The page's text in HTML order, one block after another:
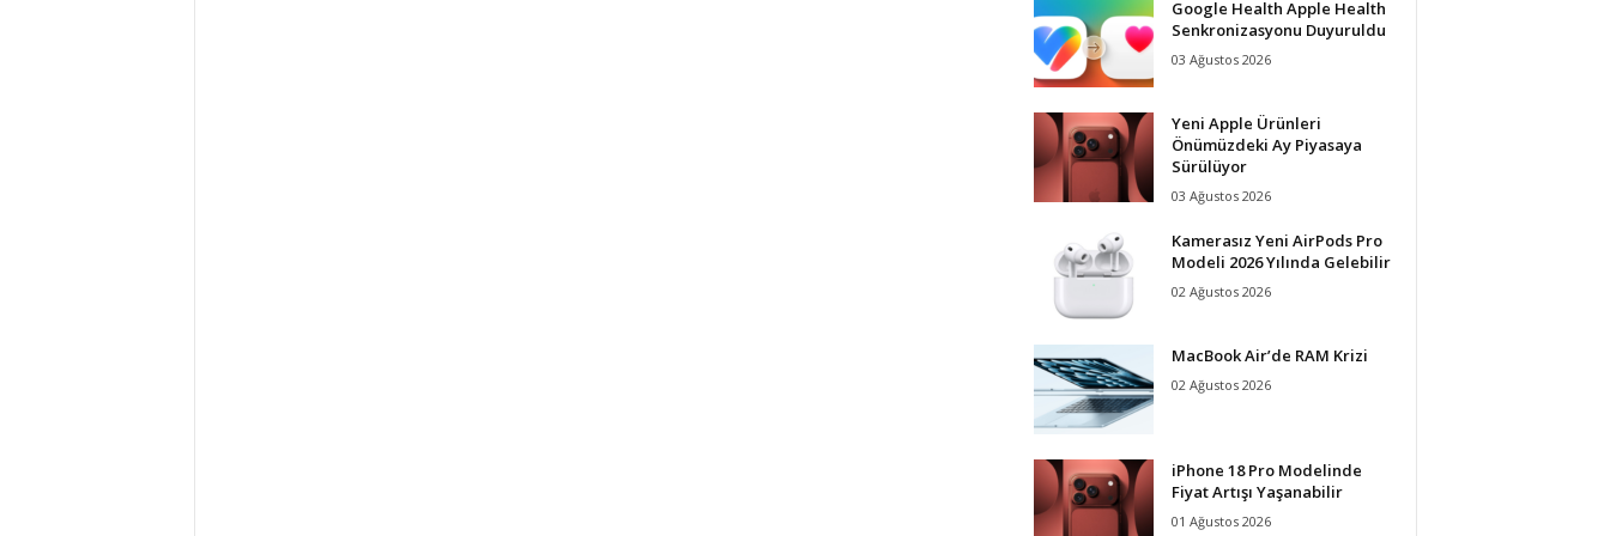
Google Health Apple Health
Senkronizasyonu Duyuruldu
03 Ağustos 2026
Yeni Apple Ürünleri
Önümüzdeki Ay Piyasaya
Sürülüyor
03 Ağustos 2026
Kamerasız Yeni AirPods Pro
Modeli 2026 Yılında Gelebilir
02 Ağustos 2026
MacBook Air’de RAM Krizi
02 Ağustos 2026
iPhone 18 Pro Modelinde
Fiyat Artışı Yaşanabilir
01 Ağustos 2026